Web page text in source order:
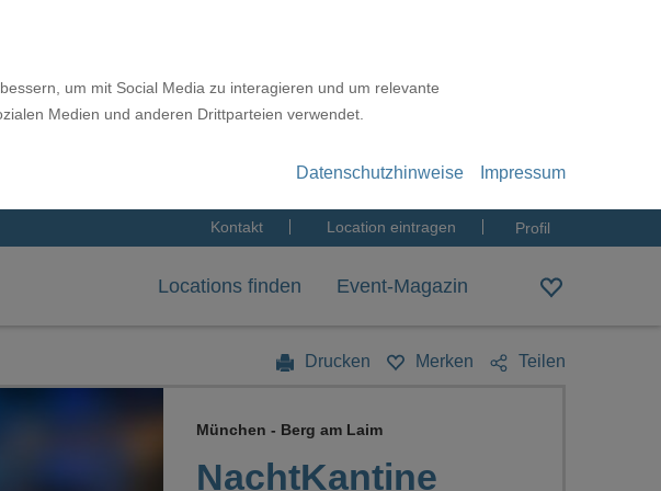
um mit Social Media zu interagieren und um relevante
Medien und anderen Drittparteien verwendet.
Datenschutzhinweise Impressum
Kontakt Location eintragen Profil
Locations finden Event-Magazin
Drucken Merken Teilen
NachtKantine
München - Berg am Laim